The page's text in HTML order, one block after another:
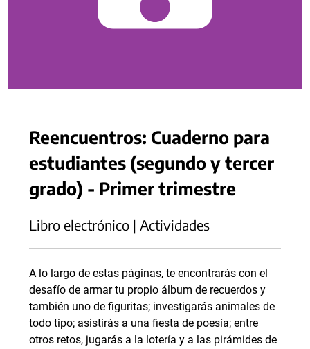
Reencuentros: Cuaderno para
estudiantes (segundo y tercer
grado) - Primer trimestre
Libro electrónico | Actividades
A lo largo de estas páginas, te encontrarás con el
desafío de armar tu propio álbum de recuerdos y
también uno de figuritas; investigarás animales de
todo tipo; asistirás a una fiesta de poesía; entre
otros retos, jugarás a la lotería y a las pirámides de